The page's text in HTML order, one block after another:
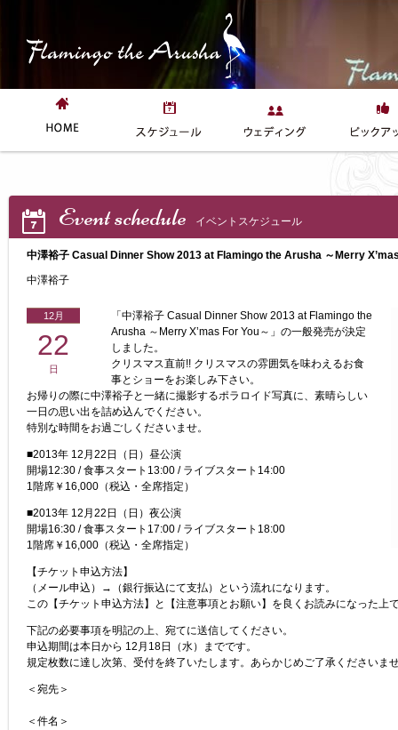
Event schedule イベントスケジュール
中澤裕子 Casual Dinner Show 2013 at Flamingo the Arusha ～Merry
中澤裕子
12月
22
日
「中澤裕子 Casual Dinner Show 2013 at Flamingo the
Arusha ～Merry X’mas For You～」の一般発売が決定
しました。
クリスマス直前!! クリスマスの雰囲気を味わえるお食
事とショーをお楽しみ下さい。
お帰りの際に中澤裕子と一緒に撮影するポラロイド写真に、素晴らしい
一日の思い出を詰め込んでください。
特別な時間をお過ごしくださいませ。
■2013年 12月22日（日）昼公演
開場12:30 / 食事スタート13:00 / ライブスタート14:00
1階席￥16,000（税込・全席指定）
■2013年 12月22日（日）夜公演
開場16:30 / 食事スタート17:00 / ライブスタート18:00
1階席￥16,000（税込・全席指定）
【チケット申込方法】
（メール申込）→（銀行振込にて支払）という流れになります。
この【チケット申込方法】と【注意事項とお願い】を良くお読みになった上
下記の必要事項を明記の上、宛てに送信してください。
申込期間は本日から 12月18日（水）までです。
規定枚数に達し次第、受付を終了いたします。あらかじめご了承くださいま
＜宛先＞
＜件名＞